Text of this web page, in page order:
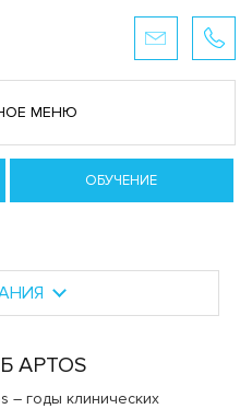
МЕНЮ
ОБУЧЕНИЕ
APTOS
– годы клинических